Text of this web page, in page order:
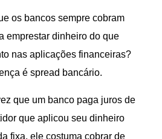
os bancos sempre cobram
emprestar dinheiro do que
nas aplicações financeiras?
é spread bancário.
que um banco paga juros de
que aplicou seu dinheiro
fixa, ele costuma cobrar de